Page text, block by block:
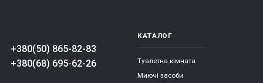
+380(50) 865-82-83
+380(68) 695-62-26
КАТАЛОГ
Туалетна кімната
Миючі засоби